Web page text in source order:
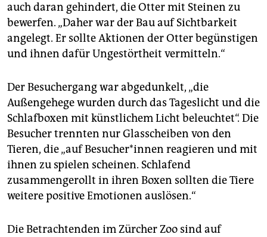
auch daran gehindert, die Otter mit Steinen zu
bewerfen. „Daher war der Bau auf Sichtbarkeit
angelegt. Er sollte Aktionen der Otter begünstigen
und ihnen dafür Ungestörtheit vermitteln.“
Der Besuchergang war abgedunkelt, „die
Außengehege wurden durch das Tageslicht und die
Schlafboxen mit künstlichem Licht beleuchtet“. Die
Besucher trennten nur Glasscheiben von den
Tieren, die „auf Besucher*innen reagieren und mit
ihnen zu spielen scheinen. Schlafend
zusammengerollt in ihren Boxen sollten die Tiere
weitere positive Emotionen auslösen.“
Die Betrachtenden im Zürcher Zoo sind auf